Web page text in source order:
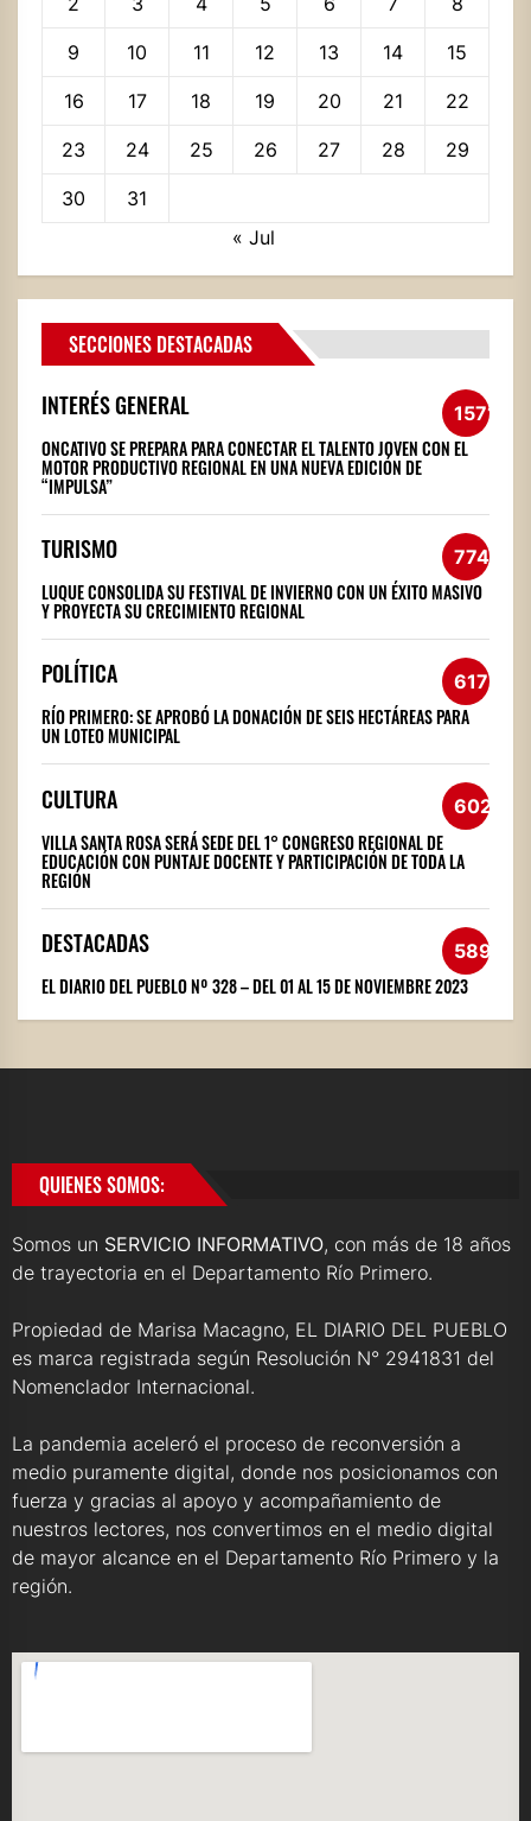
9 10 11 12 13 14 15
16 17 18 19 20 21 22
23 24 25 26 27 28 29
30
31
« Jul
SECCIONES DESTACADAS
INTERÉS GENERAL 1571
ONCATIVO SE PREPARA PARA CONECTAR EL TALENTO JOVEN CON EL
MOTOR PRODUCTIVO REGIONAL EN UNA NUEVA EDICIÓN DE
“IMPULSA”
TURISMO 774
LUQUE CONSOLIDA SU FESTIVAL DE INVIERNO CON UN ÉXITO MASIVO
Y PROYECTA SU CRECIMIENTO REGIONAL
POLÍTICA 617
RÍO PRIMERO: SE APROBÓ LA DONACIÓN DE SEIS HECTÁREAS PARA
UN LOTEO MUNICIPAL
CULTURA 602
VILLA SANTA ROSA SERÁ SEDE DEL 1° CONGRESO REGIONAL DE
EDUCACIÓN CON PUNTAJE DOCENTE Y PARTICIPACIÓN DE TODA LA
REGIÓN
DESTACADAS 589
EL DIARIO DEL PUEBLO Nº 328 – DEL 01 AL 15 DE NOVIEMBRE 2023
QUIENES SOMOS:
Somos un SERVICIO INFORMATIVO, con más de 18 años
de trayectoria en el Departamento Río Primero.
Propiedad de Marisa Macagno, EL DIARIO DEL PUEBLO
es marca registrada según Resolución N° 2941831 del
Nomenclador Internacional.
La pandemia aceleró el proceso de reconversión a
medio puramente digital, donde nos posicionamos con
fuerza y gracias al apoyo y acompañamiento de
nuestros lectores, nos convertimos en el medio digital
de mayor alcance en el Departamento Río Primero y la
región.